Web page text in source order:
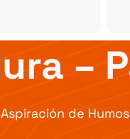
–
Aspiración de